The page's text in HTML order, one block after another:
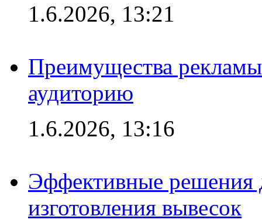
1.6.2026, 13:21
Преимущества
аудиторию
1.6.2026, 13:16
Эффективные решения
изготовления вывесок